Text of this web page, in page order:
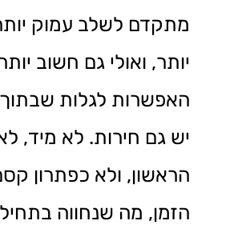
מתקדם לשלב עמוק
יותר, ואולי גם חשוב
האפשרות לגלות
יש גם חירות. לא מיד,
הראשון, ולא כפתרון
הזמן, מה שנחווה